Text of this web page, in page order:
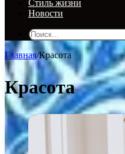
Стиль жизни
Новости
Главная/Красота
Красота